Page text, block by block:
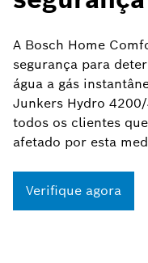
A Bosch Home
segurança para
água a gás
Junkers Hydro
todos os clientes
afetado por esta
Verifique agora